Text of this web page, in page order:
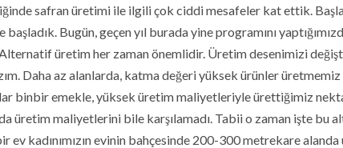
safran üretimi ile ilgili çok ciddi mesafeler kat ettik.
başladık. Bugün, geçen yıl burada yine programını
Alternatif üretim her zaman önemlidir. Üretim desenimizi
Daha az alanlarda, katma değeri yüksek ürünler
binbir emekle, yüksek üretim maliyetleriyle ürettiğimiz
üretim maliyetlerini bile karşılamadı. Tabii o zaman işte bu
bir ev kadınımızın evinin bahçesinde 200-300 metrekare